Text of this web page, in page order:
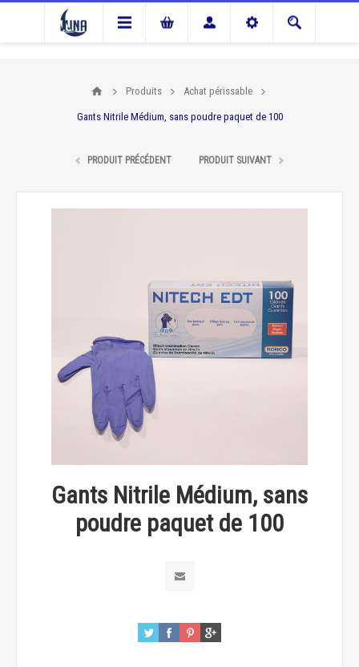
Produits Achat périssable
Gants Nitrile Médium, sans poudre paquet de 100
PRODUIT PRÉCÉDENT PRODUIT SUIVANT
Gants Nitrile Médium, sans
poudre paquet de 100